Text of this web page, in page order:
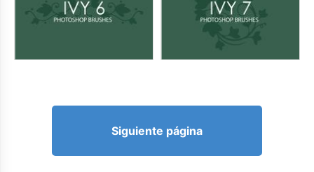
Siguiente página